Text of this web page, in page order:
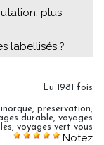
plus
labellisés ?
Lu 1981 fois
preservation
durable voyages
voyages vert vous
Notez